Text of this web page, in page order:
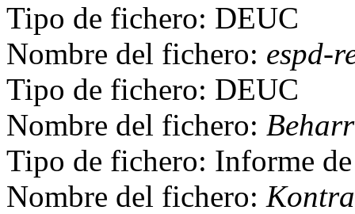
Tipo de fichero: DEUC
Nombre del fichero: espd-
Tipo de fichero: DEUC
Nombre del fichero:
Tipo de fichero: Informe
Nombre del fichero: